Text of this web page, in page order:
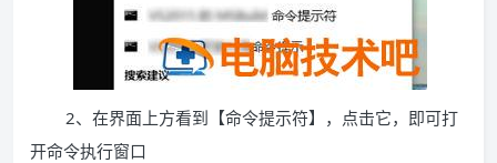
2、在界面上方看到【命令提示符】，点击它，即可打
开命令执行窗口